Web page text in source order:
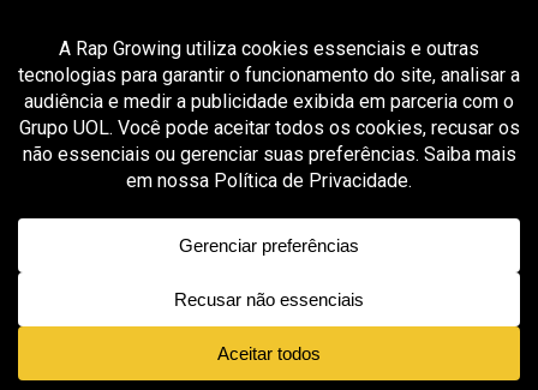
All posts tagged "hook marcante"
GROOVER X RAP GROWING 2 meses ago
Sam Kays aposta em entrega afiada e estética
minimalista no single “IV Bags”
NOVIDADES EM ALTA VÍDEOS